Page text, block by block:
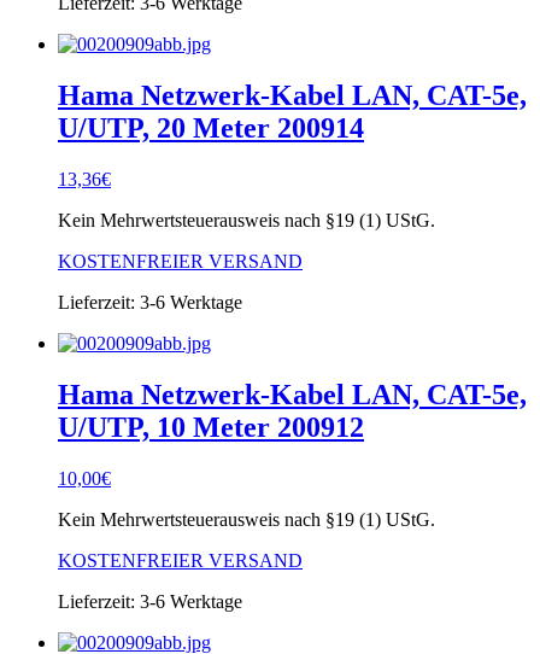
Hama Netzwerk-Kabel LAN, CAT-5e,
U/UTP, 20 Meter 200914
13,36€
Kein Mehrwertsteuerausweis nach §19 (1) UStG.
KOSTENFREIER VERSAND
Lieferzeit: 3-6 Werktage
Hama Netzwerk-Kabel LAN, CAT-5e,
U/UTP, 10 Meter 200912
10,00€
Kein Mehrwertsteuerausweis nach §19 (1) UStG.
KOSTENFREIER VERSAND
Lieferzeit: 3-6 Werktage